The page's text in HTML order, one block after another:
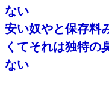
ない
安い奴やと保存料
くてそれは独特の
ない